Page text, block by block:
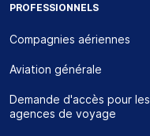
PROFESSIONNELS
Compagnies aériennes
Aviation générale
Demande d'accès pour les
agences de voyage